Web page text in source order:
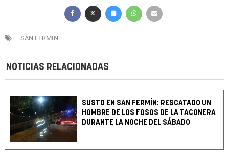
SAN FERMIN
NOTICIAS RELACIONADAS
SUSTO EN SAN FERMÍN: RESCATADO UN
HOMBRE DE LOS FOSOS DE LA TACONERA
DURANTE LA NOCHE DEL SÁBADO